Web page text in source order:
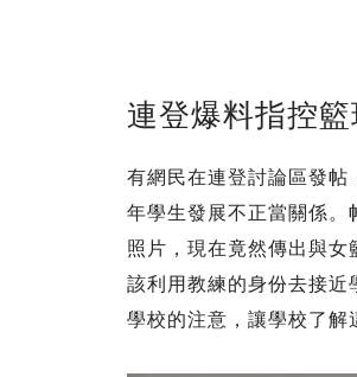
連登爆料指控
有網民在連登討論區發
年學生發展不正當關係
照片，現在竟然傳出與
該利用教練的身份去接近
學校的注意，讓學校了解